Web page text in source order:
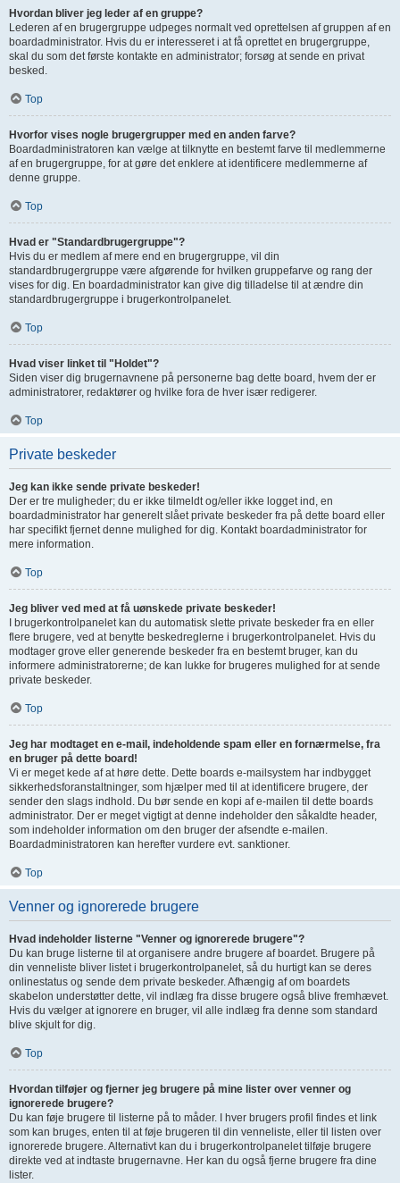
Hvordan bliver jeg leder af en gruppe?
Lederen af en brugergruppe udpeges normalt ved oprettelsen af gruppen af en
boardadministrator. Hvis du er interesseret i at få oprettet en brugergruppe,
skal du som det første kontakte en administrator; forsøg at sende en privat
besked.
Top
Hvorfor vises nogle brugergrupper med en anden farve?
Boardadministratoren kan vælge at tilknytte en bestemt farve til medlemmerne
af en brugergruppe, for at gøre det enklere at identificere medlemmerne af
denne gruppe.
Top
Hvad er "Standardbrugergruppe"?
Hvis du er medlem af mere end en brugergruppe, vil din
standardbrugergruppe være afgørende for hvilken gruppefarve og rang der
vises for dig. En boardadministrator kan give dig tilladelse til at ændre din
standardbrugergruppe i brugerkontrolpanelet.
Top
Hvad viser linket til "Holdet"?
Siden viser dig brugernavnene på personerne bag dette board, hvem der er
administratorer, redaktører og hvilke fora de hver især redigerer.
Top
Private beskeder
Jeg kan ikke sende private beskeder!
Der er tre muligheder; du er ikke tilmeldt og/eller ikke logget ind, en
boardadministrator har generelt slået private beskeder fra på dette board eller
har specifikt fjernet denne mulighed for dig. Kontakt boardadministrator for
mere information.
Top
Jeg bliver ved med at få uønskede private beskeder!
I brugerkontrolpanelet kan du automatisk slette private beskeder fra en eller
flere brugere, ved at benytte beskedreglerne i brugerkontrolpanelet. Hvis du
modtager grove eller generende beskeder fra en bestemt bruger, kan du
informere administratorerne; de kan lukke for brugeres mulighed for at sende
private beskeder.
Top
Jeg har modtaget en e-mail, indeholdende spam eller en fornærmelse, fra
en bruger på dette board!
Vi er meget kede af at høre dette. Dette boards e-mailsystem har indbygget
sikkerhedsforanstaltninger, som hjælper med til at identificere brugere, der
sender den slags indhold. Du bør sende en kopi af e-mailen til dette boards
administrator. Der er meget vigtigt at denne indeholder den såkaldte header,
som indeholder information om den bruger der afsendte e-mailen.
Boardadministratoren kan herefter vurdere evt. sanktioner.
Top
Venner og ignorerede brugere
Hvad indeholder listerne "Venner og ignorerede brugere"?
Du kan bruge listerne til at organisere andre brugere af boardet. Brugere på
din venneliste bliver listet i brugerkontrolpanelet, så du hurtigt kan se deres
onlinestatus og sende dem private beskeder. Afhængig af om boardets
skabelon understøtter dette, vil indlæg fra disse brugere også blive fremhævet.
Hvis du vælger at ignorere en bruger, vil alle indlæg fra denne som standard
blive skjult for dig.
Top
Hvordan tilføjer og fjerner jeg brugere på mine lister over venner og
ignorerede brugere?
Du kan føje brugere til listerne på to måder. I hver brugers profil findes et link
som kan bruges, enten til at føje brugeren til din venneliste, eller til listen over
ignorerede brugere. Alternativt kan du i brugerkontrolpanelet tilføje brugere
direkte ved at indtaste brugernavne. Her kan du også fjerne brugere fra dine
lister.